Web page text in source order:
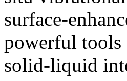
surface-
powerful tools
solid-liquid